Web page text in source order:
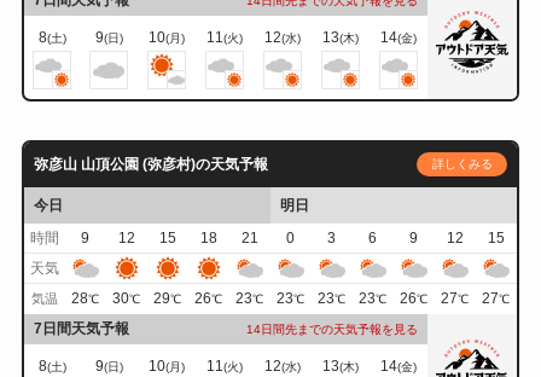
8(土) 9(日) 10(月) 11(火) 12(水) 13(木) 14(金)
弥彦山 山頂公園 (弥彦村)の天気予報 詳しくみる
今日
明日
時間
9 12 15 18 21 0 3 6 9 12
15
天気
気温 28℃ 30℃ 29℃ 26℃ 23℃ 23℃ 23℃ 23℃ 26℃ 27℃ 27℃
7日間天気予報 14日間先までの天気予報を見る
8(土) 9(日) 10(月) 11(火) 12(水) 13(木) 14(金)